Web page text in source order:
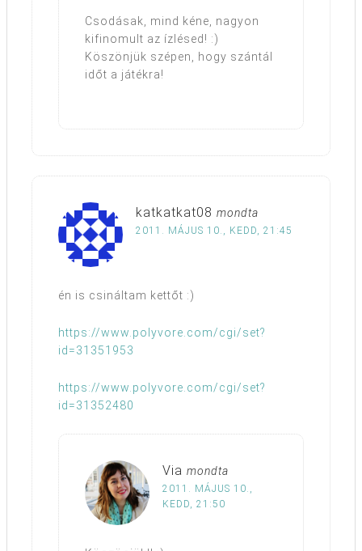
Csodásak, mind kéne, nagyon
kifinomult az ízlésed! :)
Köszönjük szépen, hogy szántál
időt a játékra!
katkatkat08 mondta
2011. MÁJUS 10., KEDD, 21:45
én is csináltam kettőt :)
https://www.polyvore.com/cgi/set?
id=31351953
https://www.polyvore.com/cgi/set?
id=31352480
Via mondta
2011. MÁJUS 10.,
KEDD, 21:50